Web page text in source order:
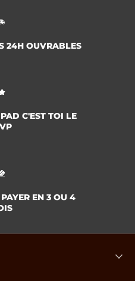
24H OUVRABLES
C'EST TOI LE
EN 3 OU 4